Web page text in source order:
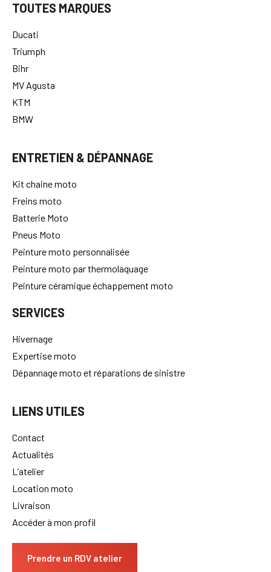
TOUTES MARQUES
Ducati
Triumph
Bihr
MV Agusta
KTM
BMW
ENTRETIEN & DÉPANNAGE
Kit chaine moto
Freins moto
Batterie Moto
Pneus Moto
Peinture moto personnalisée
Peinture moto par thermolaquage
Peinture céramique échappement moto
SERVICES
Hivernage
Expertise moto
Dépannage moto et réparations de sinistre
LIENS UTILES
Contact
Actualités
L’atelier
Location moto
Livraison
Accéder à mon profil
Prendre un RDV atelier